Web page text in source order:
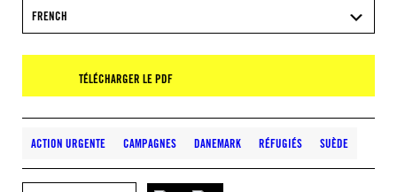
FRENCH
TÉLÉCHARGER LE PDF
ACTION URGENTE CAMPAGNES DANEMARK RÉFUGIÉS SUÈDE